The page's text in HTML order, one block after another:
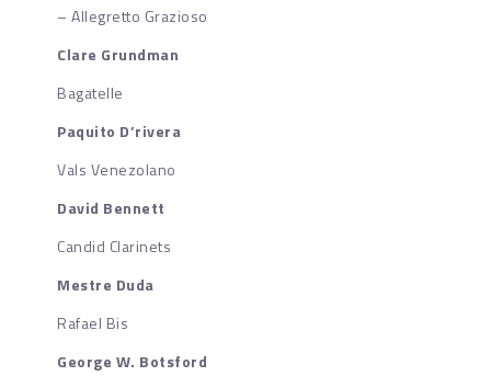
– Allegretto Grazioso
Clare Grundman
Bagatelle
Paquito D’rivera
Vals Venezolano
David Bennett
Candid Clarinets
Mestre Duda
Rafael Bis
George W. Botsford